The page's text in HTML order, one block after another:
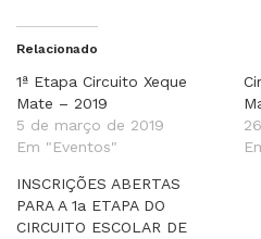
Relacionado
1ª Etapa Circuito Xeque
Mate – 2019
5 de março de 2019
Em "Eventos"
INSCRIÇÕES ABERTAS
PARA A 1a ETAPA DO
CIRCUITO ESCOLAR DE